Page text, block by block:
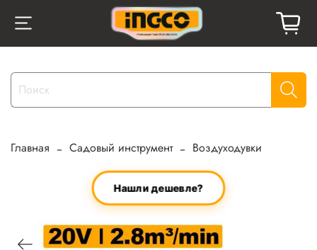
Главная Садовый инструмент Воздуходувки
Нашли дешевле?